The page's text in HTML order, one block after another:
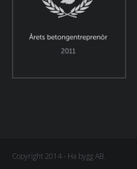
Copyright 2014 - Ha bygg AB.